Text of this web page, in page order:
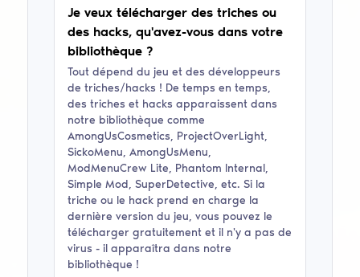
Je veux télécharger des triches ou
des hacks, qu'avez-vous dans votre
bibliothèque ?
Tout dépend du jeu et des développeurs
de triches/hacks ! De temps en temps,
des triches et hacks apparaissent dans
notre bibliothèque comme
AmongUsCosmetics, ProjectOverLight,
SickoMenu, AmongUsMenu,
ModMenuCrew Lite, Phantom Internal,
Simple Mod, SuperDetective, etc. Si la
triche ou le hack prend en charge la
dernière version du jeu, vous pouvez le
télécharger gratuitement et il n'y a pas de
virus - il apparaîtra dans notre
bibliothèque !